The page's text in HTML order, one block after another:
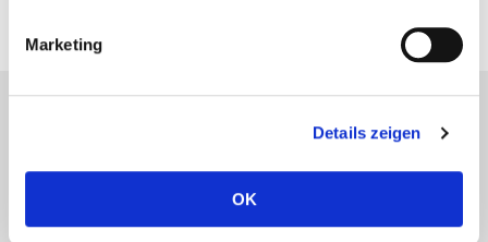
Marketing
Details zeigen
OK
Kleinschnittger
Datenschutz
Firma